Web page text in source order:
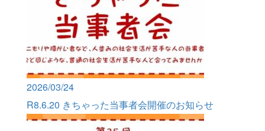
2026/03/24
R8.6.20 きちゃった当事者会開催のお知らせ